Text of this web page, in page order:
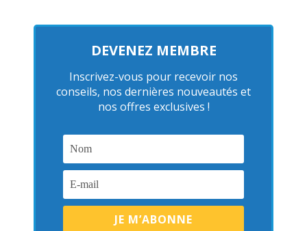
DEVENEZ MEMBRE
Inscrivez-vous pour recevoir nos
conseils, nos dernières nouveautés et
nos offres exclusives !